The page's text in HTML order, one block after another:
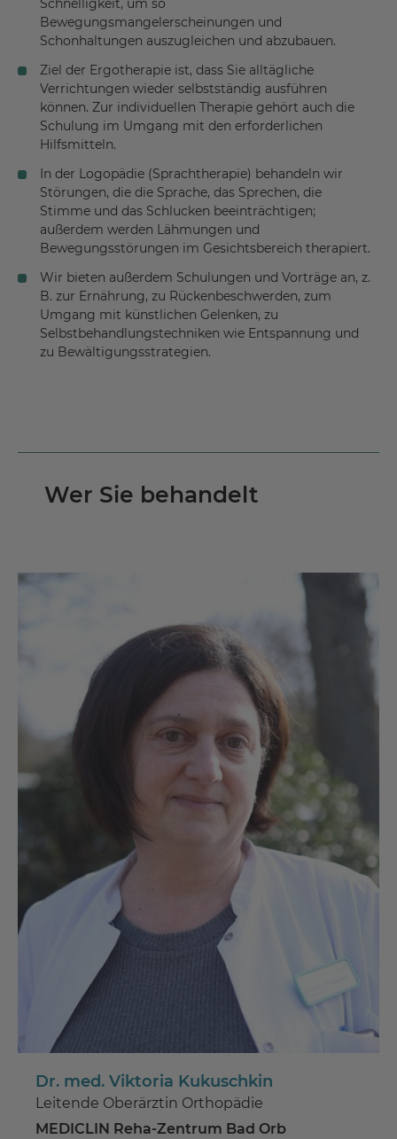
Schnelligkeit, um so
Bewegungsmangelerscheinungen und
Schonhaltungen auszugleichen und abzubauen.
Ziel der Ergotherapie ist, dass Sie alltägliche
Verrichtungen wieder selbstständig ausführen
können. Zur individuellen Therapie gehört auch die
Schulung im Umgang mit den erforderlichen
Hilfsmitteln.
In der Logopädie (Sprachtherapie) behandeln wir
Störungen, die die Sprache, das Sprechen, die
Stimme und das Schlucken beeinträchtigen;
außerdem werden Lähmungen und
Bewegungsstörungen im Gesichtsbereich therapiert.
Wir bieten außerdem Schulungen und Vorträge an, z.
B. zur Ernährung, zu Rückenbeschwerden, zum
Umgang mit künstlichen Gelenken, zu
Selbstbehandlungstechniken wie Entspannung und
zu Bewältigungsstrategien.
Wer Sie behandelt
Dr. med. Viktoria Kukuschkin
Leitende Oberärztin Orthopädie
MEDICLIN Reha-Zentrum Bad Orb